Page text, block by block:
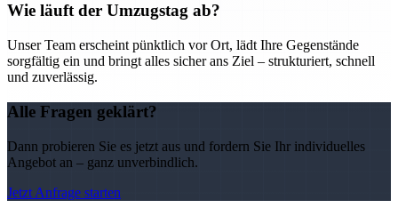
Wie läuft der Umzugstag ab?
Unser Team erscheint pünktlich vor Ort, lädt Ihre Gegenstände
sorgfältig ein und bringt alles sicher ans Ziel – strukturiert, schnell
und zuverlässig.
Alle Fragen geklärt?
Dann probieren Sie es jetzt aus und fordern Sie Ihr individuelles
Angebot an – ganz unverbindlich.
Jetzt Anfrage starten